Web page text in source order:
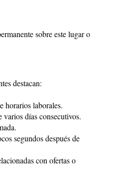
sobre este lugar o
destacan:
horarios laborales.
varios días consecutivos.
segundos después de
con ofertas o